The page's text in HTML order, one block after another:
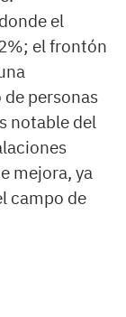
el
el frontón
personas
notable del
mejora, ya
campo de